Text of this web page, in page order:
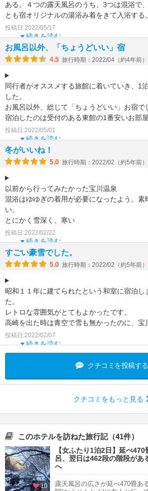
ある。４つの露天風呂のうち、3つは混浴で
とも宿オリジナルの湯浴み着をきて入浴する。
透明な単純泉だが
続きを読む
投稿日:2022/05/17
お風呂以外、「ちょうどいい」宿
4.5 旅行時期：2022/04（約4年前）
同行者がオススメする旅館に着いていき、1
した。
お風呂以外、総じて「ちょうどいい」お宿で
宿泊したのは受付のある東館の1番安いお部
た。2人で8畳、広々していて、小綺麗でトイ
続きを読む
投稿日:2022/05/01
冬がいいね！
5.0 旅行時期：2022/02（約5年前）
以前から行ってみたかった宝川温泉
混浴はゆゆぎの着用が必要になったよう。素
い。
とにかく雪深く、寒い
でも、最高のロケーション
非日常が味わえます
ガッツリ刺青の子供連れがいたので
続きを読む
投稿日:2022/02/22
すごい豪雪でした。
5.0 旅行時期：2022/02（約5年前）
昭和１１年に建てられたという和室に宿泊し
た。
レトロな雰囲気がとてもよかったです。
高崎を出た時は青空で雪も無かったのに、宝
は大雪で建物も雪で埋まっていました。
お目当ての露天風呂は雪
続きを読む
投稿日:2022/02/07
クチコミを投稿する
クチコミをもっと見る
このホテルを訪ねた旅行記（41件）
10
【女ふたり1泊2日】延べ
呂、翌日は462段の階段があ
へ
露天風呂の広さが延べ470畳あ